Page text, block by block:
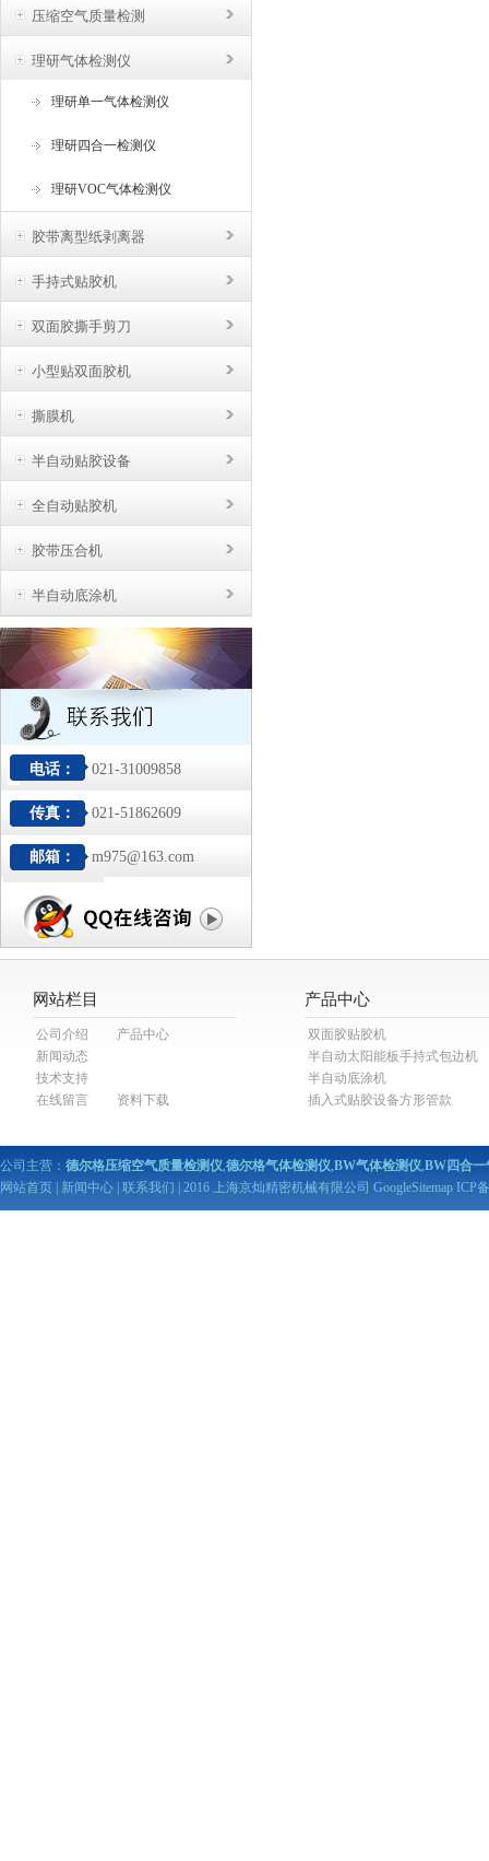
压缩空气质量检测
理研气体检测仪
理研单一气体检测仪
理研四合一检测仪
理研VOC气体检测仪
胶带离型纸剥离器
手持式贴胶机
双面胶撕手剪刀
小型贴双面胶机
撕膜机
半自动贴胶设备
全自动贴胶机
胶带压合机
半自动底涂机
电话： 021-31009858
传真： 021-51862609
邮箱： m975@163.com
网站栏目
公司介绍
产品中心
新闻动态
技术支持
在线留言
资料下载
产品中心
双面胶贴胶机
半自动太阳能板手持式包边机
半自动底涂机
插入式贴胶设备方形管款
公司主营： 德尔格压缩空气质量检测仪,德尔格气体检测仪,BW气体检测仪,BW四合一
网站首页
新闻中心 联系我们 | 2016 上海京灿精密机械有限公司 GoogleSitemap ICP